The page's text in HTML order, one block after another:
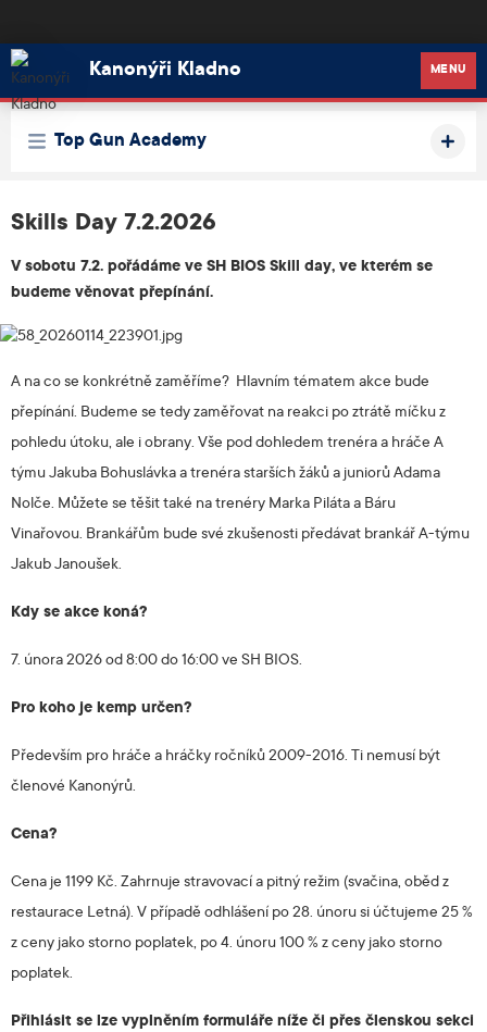
Kanonýři Kladno
Kanonýři Kladno MENU
Skills Day 7.2.2026
V sobotu 7.2. pořádáme ve SH BIOS Skill day, ve kterém se
budeme věnovat přepínání.
A na co se konkrétně zaměříme? Hlavním tématem akce bude
přepínání. Budeme se tedy zaměřovat na reakci po ztrátě míčku z
pohledu útoku, ale i obrany. Vše pod dohledem trenéra a hráče A
týmu Jakuba Bohuslávka a trenéra starších žáků a juniorů Adama
Nolče. Můžete se těšit také na trenéry Marka Piláta a Báru
Vinařovou. Brankářům bude své zkušenosti předávat brankář A-týmu
Jakub Janoušek.
Kdy se akce koná?
7. února 2026 od 8:00 do 16:00 ve SH BIOS.
Pro koho je kemp určen?
Především pro hráče a hráčky ročníků 2009-2016. Ti nemusí být
členové Kanonýrů.
Cena?
Cena je 1199 Kč. Zahrnuje stravovací a pitný režim (svačina, oběd z
restaurace Letná). V případě odhlášení po 28. únoru si účtujeme 25 %
z ceny jako storno poplatek, po 4. únoru 100 % z ceny jako storno
poplatek.
Přihlásit se lze vyplněním formuláře níže či přes členskou sekci
Top Gun Academy